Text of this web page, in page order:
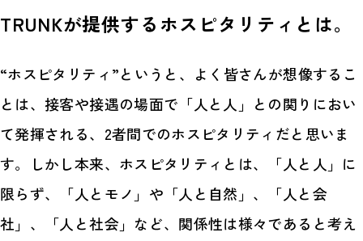
TRUNKが提供するホスピタリティとは。
“ホスピタリティ”というと、よく皆さんが想像するこ
とは、接客や接遇の場面で「人と人」との関りにおい
て発揮される、2者間でのホスピタリティだと思いま
す。しかし本来、ホスピタリティとは、「人と人」に
限らず、「人とモノ」や「人と自然」、「人と会
社」、「人と社会」など、関係性は様々であると考え